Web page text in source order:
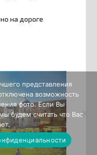
на дороге
представления
возможность
фото. Если Вы
будем считать что Вас